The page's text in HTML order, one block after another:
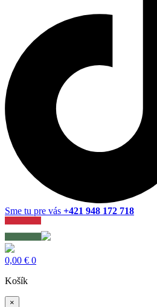
Sme tu pre vás +421 948 172 718
0,00 € 0
Košík
×